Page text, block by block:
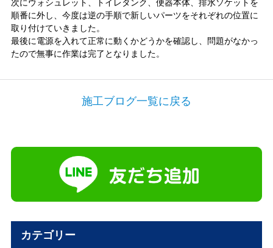
次にウォシュレット、トイレタンク、便器本体、排水ソケットを
順番に外し、今度は逆の手順で新しいパーツをそれぞれの位置に
取り付けていきました。
最後に電源を入れて正常に動くかどうかを確認し、問題がなかっ
たので無事に作業は完了となりました。
施工ブログ一覧に戻る
カテゴリー